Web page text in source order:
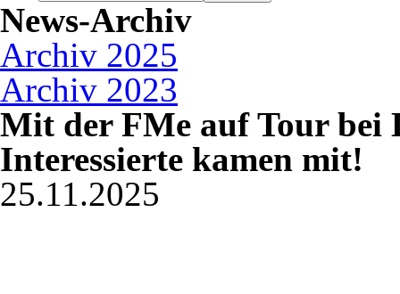
News-Archiv
Archiv 2025
Archiv 2023
Mit der FMe auf Tour bei
Interessierte kamen mit!
25.11.2025